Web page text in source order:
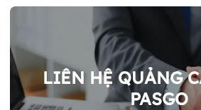
LIÊN HỆ QUẢNG
PASGO